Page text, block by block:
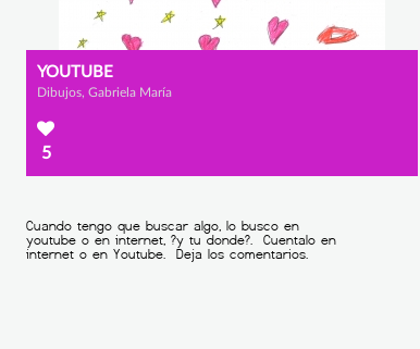
YOUTUBE
Dibujos, Gabriela María
5